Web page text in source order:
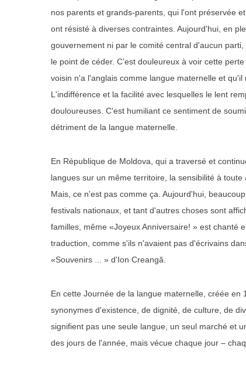
nos parents et grands-parents, qui l'ont préservée
ont résisté à diverses contraintes. Aujourd'hui, en
gouvernement ni par le comité central d'aucun
le point de céder. C’est douleureux à voir cette
voisin n'a l'anglais comme langue maternelle et
L'indifférence et la facilité avec lesquelles le lent
douloureuses. C'est humiliant ce sentiment de
détriment de la langue maternelle.
En République de Moldova, qui a traversé et
langues sur un même territoire, la sensibilité à
Mais, ce n'est pas comme ça. Aujourd'hui,
festivals nationaux, et tant d'autres choses sont
familles, même «Joyeux Anniversaire! » est
traduction, comme s'ils n'avaient pas d'écrivains
«Souvenirs ... » d'Ion Creangă.
En cette Journée de la langue maternelle, créée en
synonymes d'existence, de dignité, de culture, de
signifient pas une seule langue, un seul marché et
des jours de l'année, mais vécue chaque jour –